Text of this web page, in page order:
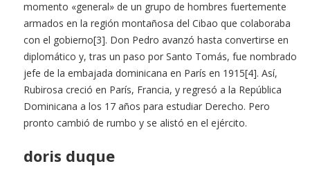
momento «general» de un grupo de hombres fuertemente
armados en la región montañosa del Cibao que colaboraba
con el gobierno[3]. Don Pedro avanzó hasta convertirse en
diplomático y, tras un paso por Santo Tomás, fue nombrado
jefe de la embajada dominicana en París en 1915[4]. Así,
Rubirosa creció en París, Francia, y regresó a la República
Dominicana a los 17 años para estudiar Derecho. Pero
pronto cambió de rumbo y se alistó en el ejército.
doris duque